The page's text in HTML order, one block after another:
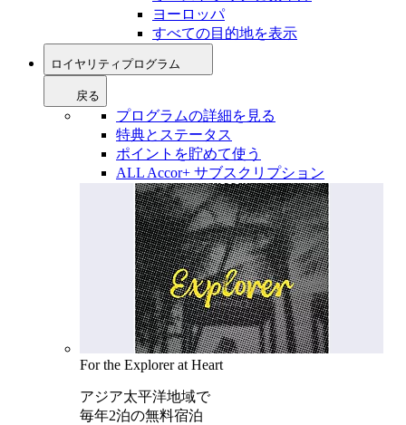
ヨーロッパ
すべての目的地を表示
ロイヤリティプログラム
戻る
プログラムの詳細を見る
特典とステータス
ポイントを貯めて使う
ALL Accor+ サブスクリプション
For the Explorer at Heart
アジア太平洋地域で
毎年2泊の無料宿泊